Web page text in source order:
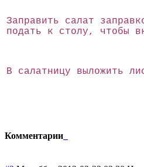
Заправить салат
подать к столу, чтобы
В салатницу выложить
Комментарии